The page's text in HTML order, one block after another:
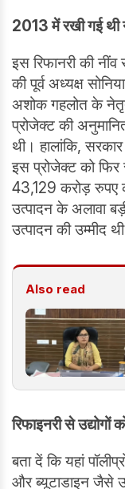
2013 में रखी गई थी
इस रिफानरी की
की पूर्व अध्यक्ष
अशोक गहलोत के
प्रोजेक्ट की
थी। हालांकि,
इस प्रोजेक्ट को
43,129 करोड़ रुपए
उत्पादन के अलावा
उत्पादन की
Also read
रिफाइनरी से उद्योगों
बता दें कि यहां
और ब्यूटाडाइन जैसे